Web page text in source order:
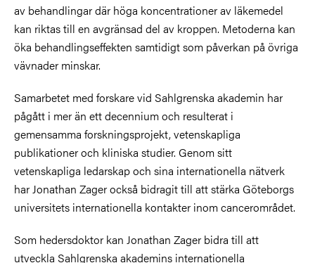
av behandlingar där höga koncentrationer av läkemedel
kan riktas till en avgränsad del av kroppen. Metoderna kan
öka behandlingseffekten samtidigt som påverkan på övriga
vävnader minskar.
Samarbetet med forskare vid Sahlgrenska akademin har
pågått i mer än ett decennium och resulterat i
gemensamma forskningsprojekt, vetenskapliga
publikationer och kliniska studier. Genom sitt
vetenskapliga ledarskap och sina internationella nätverk
har Jonathan Zager också bidragit till att stärka Göteborgs
universitets internationella kontakter inom cancerområdet.
Som hedersdoktor kan Jonathan Zager bidra till att
utveckla Sahlgrenska akademins internationella